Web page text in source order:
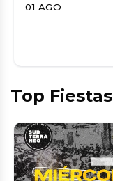
01 AGO
Top Fiestas